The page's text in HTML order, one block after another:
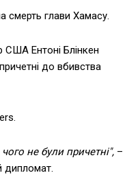
смерть глави Хамасу.
США Ентоні Блінкен
до вбивства
не були причетні", –
дипломат.